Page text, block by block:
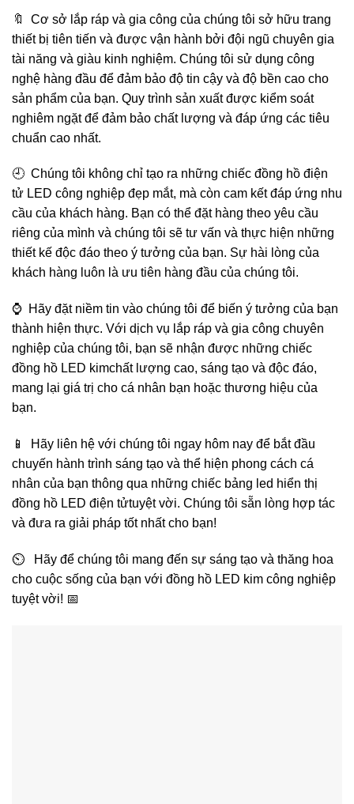
🔖 Cơ sở lắp ráp và gia công của chúng tôi sở hữu trang
thiết bị tiên tiến và được vận hành bởi đội ngũ chuyên gia
tài năng và giàu kinh nghiệm. Chúng tôi sử dụng công
nghệ hàng đầu để đảm bảo độ tin cậy và độ bền cao cho
sản phẩm của bạn. Quy trình sản xuất được kiểm soát
nghiêm ngặt để đảm bảo chất lượng và đáp ứng các tiêu
chuẩn cao nhất.
🕘 Chúng tôi không chỉ tạo ra những chiếc đồng hồ điện
tử LED công nghiệp đẹp mắt, mà còn cam kết đáp ứng nhu
cầu của khách hàng. Bạn có thể đặt hàng theo yêu cầu
riêng của mình và chúng tôi sẽ tư vấn và thực hiện những
thiết kế độc đáo theo ý tưởng của bạn. Sự hài lòng của
khách hàng luôn là ưu tiên hàng đầu của chúng tôi.
⌚️ Hãy đặt niềm tin vào chúng tôi để biến ý tưởng của bạn
thành hiện thực. Với dịch vụ lắp ráp và gia công chuyên
nghiệp của chúng tôi, bạn sẽ nhận được những chiếc
đồng hồ LED kimchất lượng cao, sáng tạo và độc đáo,
mang lại giá trị cho cá nhân bạn hoặc thương hiệu của
bạn.
📱 Hãy liên hệ với chúng tôi ngay hôm nay để bắt đầu
chuyến hành trình sáng tạo và thể hiện phong cách cá
nhân của bạn thông qua những chiếc bảng led hiển thị
đồng hồ LED điện tửtuyệt vời. Chúng tôi sẵn lòng hợp tác
và đưa ra giải pháp tốt nhất cho bạn!
⏲️ Hãy để chúng tôi mang đến sự sáng tạo và thăng hoa
cho cuộc sống của bạn với đồng hồ LED kim công nghiệp
tuyệt vời! 📅